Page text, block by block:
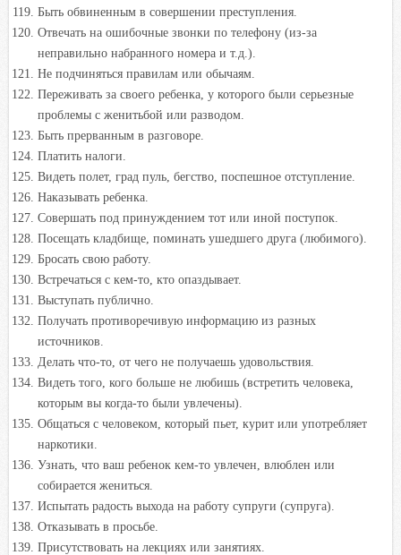
Быть обвиненным в совершении преступления.
Отвечать на ошибочные звонки по телефону (из-за
неправильно набранного номера и т.д.).
Не подчиняться правилам или обычаям.
Переживать за своего ребенка, у которого были серьезные
проблемы с женитьбой или разводом.
Быть прерванным в разговоре.
Платить налоги.
Видеть полет, град пуль, бегство, поспешное отступление.
Наказывать ребенка.
Совершать под принуждением тот или иной поступок.
Посещать кладбище, поминать ушедшего друга (любимого).
Бросать свою работу.
Встречаться с кем-то, кто опаздывает.
Выступать публично.
Получать противоречивую информацию из разных
источников.
Делать что-то, от чего не получаешь удовольствия.
Видеть того, кого больше не любишь (встретить человека,
которым вы когда-то были увлечены).
Общаться с человеком, который пьет, курит или употребляет
наркотики.
Узнать, что ваш ребенок кем-то увлечен, влюблен или
собирается жениться.
Испытать радость выхода на работу супруги (супруга).
Отказывать в просьбе.
Присутствовать на лекциях или занятиях.